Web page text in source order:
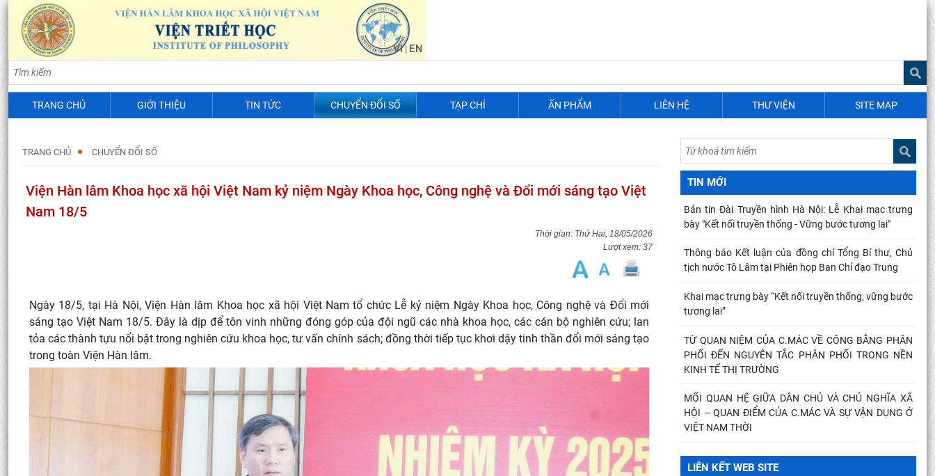
VI| EN
TRANG CHỦ GIỚI THIỆU TIN TỨC CHUYỂN ĐỔI SỐ TẠP CHÍ ẤN PHẨM LIÊN HỆ THƯ VIỆN SITE MAP
TRANG CHỦ CHUYỂN ĐỔI SỐ
Viện Hàn lâm Khoa học xã hội Việt Nam kỷ niệm Ngày Khoa học, Công nghệ và Đổi mới sáng tạo Việt
Nam 18/5
Thứ Hai, 18/05/2026
Lượt xem: 37
Ngày 18/5, tại Hà Nội, Viện Hàn lâm Khoa học xã hội Việt Nam tổ chức Lễ kỷ niệm Ngày Khoa học, Công nghệ và Đổi mới
sáng tạo Việt Nam 18/5. Đây là dịp để tôn vinh những đóng góp của đội ngũ các nhà khoa học, các cán bộ nghiên cứu; lan
tỏa các thành tựu nổi bật trong nghiên cứu khoa học, tư vấn chính sách; đồng thời tiếp tục khơi dậy tinh thần đổi mới sáng tạo
trong toàn Viện Hàn lâm.
TIN MỚI
Kế hoạch hành động 100 ngày tập trung xử lý các
điểm nghẽn về chuyển đổi số trong các cơ quan Đảng
Hội thảo khoa học quốc tế: “Nền kinh tế độc lập, tự
chủ: Sáng kiến của Cộng hòa Dân chủ Nhân dân
Chủ tịch Viện Hàn lâm Khoa học xã hội Việt Nam
thăm và làm việc tại Viện Khoa học Kinh tế và Xã hội
Bản tin Đài Truyền hình Hà Nội: Lễ Khai mạc trưng
bày "Kết nối truyền thống - Vững bước tương lai"
Thông báo Kết luận của đồng chí Tổng Bí thư, Chủ
tịch nước Tô Lâm tại Phiên họp Ban Chỉ đạo Trung
Khai mạc trưng bày “Kết nối truyền thống, vững bước
tương lai”
TỪ QUAN NIỆM CỦA C.MÁC VỀ CÔNG BẰNG PHÂN
PHỐI ĐẾN NGUYÊN TẮC PHÂN PHỐI TRONG NỀN
KINH TẾ THỊ TRƯỜNG
MỐI QUAN HỆ GIỮA DÂN CHỦ VÀ CHỦ NGHĨA XÃ
HỘI – QUAN ĐIỂM CỦA C.MÁC VÀ SỰ VẬN DỤNG Ở
VIỆT NAM THỜI
LIÊN KẾT WEB SITE